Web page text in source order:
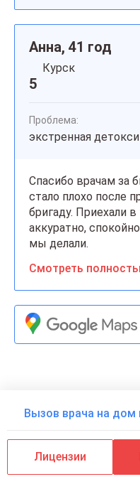
Анна, 41 год
5
Курск
Проблема:
экстренная
Спасибо врачам за
стало плохо после
бригаду. Приехали
аккуратно,
мы делали.
Смотреть
Репутация
рейтинги
Вызов врача на дом
Лицензии